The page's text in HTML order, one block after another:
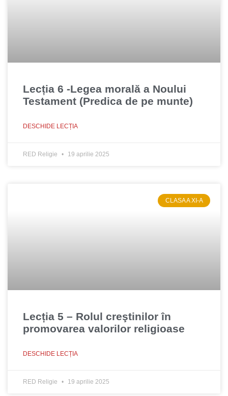
Lecția 6 -Legea morală a Noului
Testament (Predica de pe munte)
DESCHIDE LECȚIA
RED Religie 19 aprilie 2025
CLASA A XI-A
Lecția 5 – Rolul creştinilor în
promovarea valorilor religioase
DESCHIDE LECȚIA
RED Religie 19 aprilie 2025